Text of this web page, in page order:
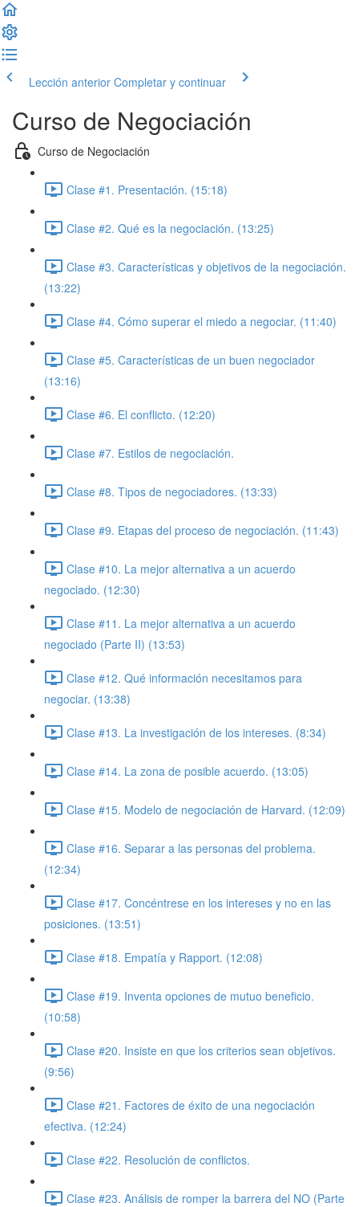
Lección anterior Completar y continuar
Curso de Negociación
Curso de Negociación
Clase #1. Presentación. (15:18)
Clase #2. Qué es la negociación. (13:25)
Clase #3. Características y objetivos de la negociación.
(13:22)
Clase #4. Cómo superar el miedo a negociar. (11:40)
Clase #5. Características de un buen negociador
(13:16)
Clase #6. El conflicto. (12:20)
Clase #7. Estilos de negociación.
Clase #8. Tipos de negociadores. (13:33)
Clase #9. Etapas del proceso de negociación. (11:43)
Clase #10. La mejor alternativa a un acuerdo
negociado. (12:30)
Clase #11. La mejor alternativa a un acuerdo
negociado (Parte II) (13:53)
Clase #12. Qué información necesitamos para
negociar. (13:38)
Clase #13. La investigación de los intereses. (8:34)
Clase #14. La zona de posible acuerdo. (13:05)
Clase #15. Modelo de negociación de Harvard. (12:09)
Clase #16. Separar a las personas del problema.
(12:34)
Clase #17. Concéntrese en los intereses y no en las
posiciones. (13:51)
Clase #18. Empatía y Rapport. (12:08)
Clase #19. Inventa opciones de mutuo beneficio.
(10:58)
Clase #20. Insiste en que los criterios sean objetivos.
(9:56)
Clase #21. Factores de éxito de una negociación
efectiva. (12:24)
Clase #22. Resolución de conflictos.
Clase #23. Análisis de romper la barrera del NO (Parte